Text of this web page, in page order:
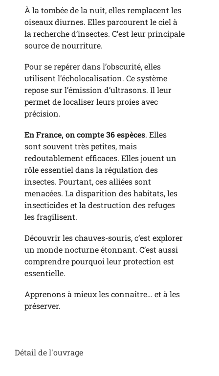
Détail de l'ouvrage
À la tombée de la nuit, elles remplacent les
oiseaux diurnes. Elles parcourent le ciel à
la recherche d’insectes. C’est leur principale
source de nourriture.
Pour se repérer dans l’obscurité, elles
utilisent l’écholocalisation. Ce système
repose sur l’émission d’ultrasons. Il leur
permet de localiser leurs proies avec
précision.
En France, on compte 36 espèces. Elles
sont souvent très petites, mais
redoutablement efficaces. Elles jouent un
rôle essentiel dans la régulation des
insectes. Pourtant, ces alliées sont
menacées. La disparition des habitats, les
insecticides et la destruction des refuges
les fragilisent.
Découvrir les chauves-souris, c’est explorer
un monde nocturne étonnant. C’est aussi
comprendre pourquoi leur protection est
essentielle.
Apprenons à mieux les connaître… et à les
préserver.